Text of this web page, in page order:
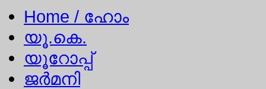
Home / ഹോം
യൂ.കെ.
യൂറോപ്പ്
ജര്‍മനി